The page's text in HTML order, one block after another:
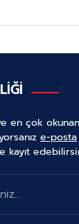
en çok
e-posta
kayıt